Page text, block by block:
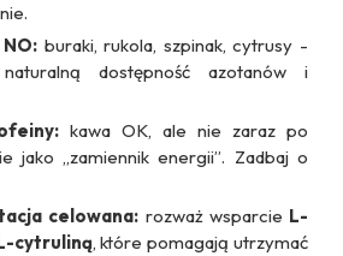
buraki, rukola, szpinak, cytrusy -
dostępność azotanów i
kawa OK, ale nie zaraz po
jako „zamiennik energii”. Zadbaj o
celowana: rozważ wsparcie L-
cytruliną, które pomagają utrzymać